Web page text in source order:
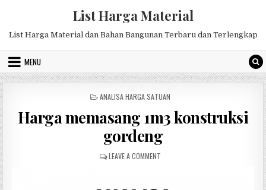
List Harga Material
List Harga Material dan Bahan Bangunan Terbaru dan Terlengkap
MENU
POSTED
ANALISA HARGA SATUAN
Harga memasang 1m3 konstruksi
gordeng
LEAVE A COMMENTON